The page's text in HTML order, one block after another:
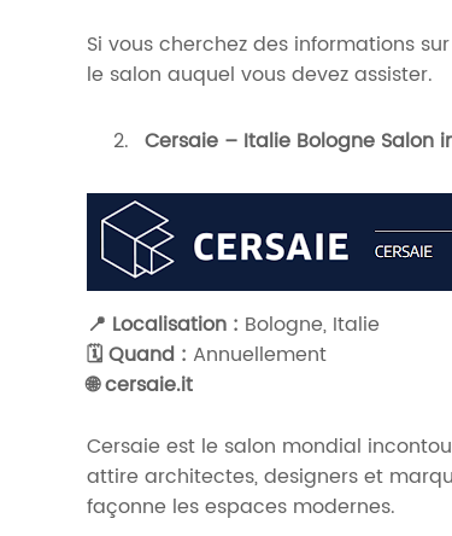
Si vous cherchez des informations
le salon auquel vous devez assister.
Cersaie – Italie Bologne
📍 Localisation : Bologne, Italie
🗓️ Quand : Annuellement
🌐cersaie.it
Cersaie est le salon mondial
attire architectes, designers et
façonne les espaces modernes.